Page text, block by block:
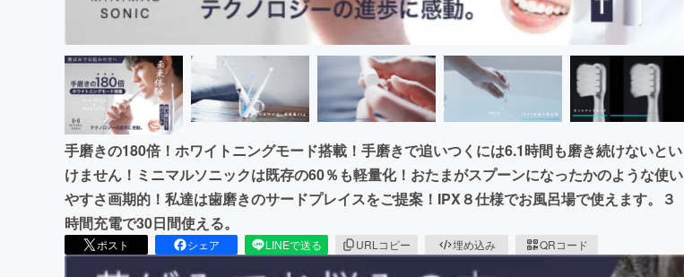
手磨きの180倍！ホワイトニングモード搭載！手磨きで追いつくには6.1時間も磨き続けないとい
けません！ミニマルソニックは既存の60％も軽量化！おたまがスプーンになったかのような使い
やすさ画期的！私達は歯磨きのサードプレイスをご提案！IPX８仕様でお風呂場で使えます。３
時間充電で30日間使える。
ポスト シェア LINEで送る URLコピー 埋め込み QRコード